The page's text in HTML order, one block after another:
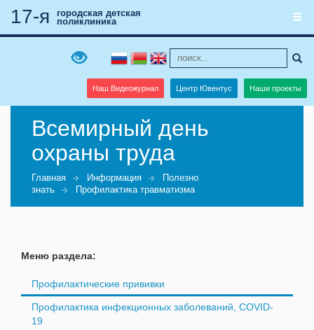
Наш Видеожурнал Центр Ювентус Наши проекты
17-я
городская детская
поликлиника
Всемирный день
охраны труда
Главная Информация
Полезно
знать
Профилактика травматизма
Меню раздела:
Профилактические прививки
Профилактика инфекционных заболеваний, COVID-
19